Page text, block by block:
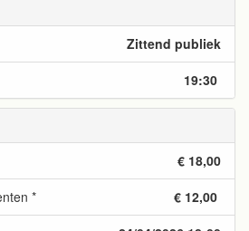
Zittend publiek
19:30
€ 18,00
€ 12,00
*